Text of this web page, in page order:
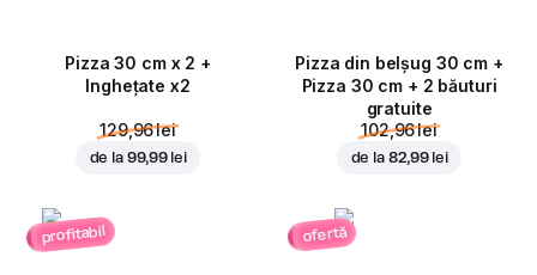
Pizza 30 cm x 2 +
Inghețate x2
129,96 lei
de la 99,99 lei
Pizza din belșug 30 cm +
Pizza 30 cm + 2 băuturi
gratuite
102,96 lei
de la 82,99 lei
profitabil ofertă